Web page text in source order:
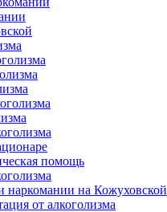
помощь
наркомании на Кожуховской
от алкоголизма